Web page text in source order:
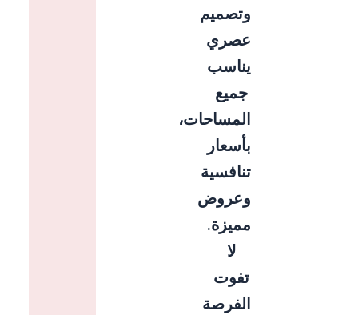
وتصميم
عصري
يناسب
جميع
المساحات،
بأسعار
تنافسية
وعروض
مميزة.
لا
تفوت
الفرصة